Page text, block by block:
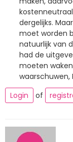
dergelijks.
moet worden
natuurlijk van
had de
moeten
waarschuwen,
Login
of